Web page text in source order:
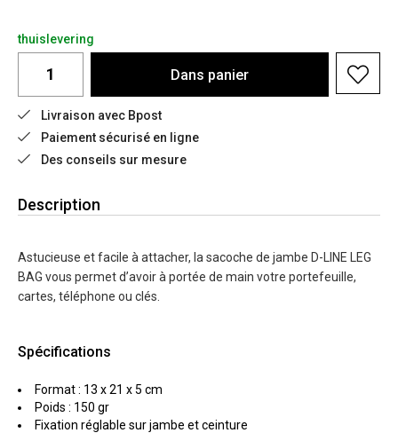
thuislevering
Dans panier
Livraison avec Bpost
Paiement sécurisé en ligne
Des conseils sur mesure
Description
Astucieuse et facile à attacher, la sacoche de jambe D-LINE LEG
BAG vous permet d’avoir à portée de main votre portefeuille,
cartes, téléphone ou clés.
Spécifications
Format : 13 x 21 x 5 cm
Poids : 150 gr
Fixation réglable sur jambe et ceinture